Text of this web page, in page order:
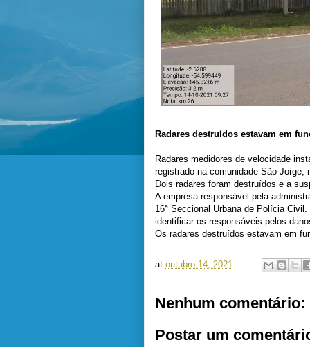
Radares destruídos estavam em
Radares medidores de velocidade
registrado na comunidade São
Dois radares foram destruídos e a
A empresa responsável pela
16ª Seccional Urbana de Polícia
identificar os responsáveis pelos
Os radares destruídos estavam em
at outubro 14, 2021
Nenhum comentário:
Postar um